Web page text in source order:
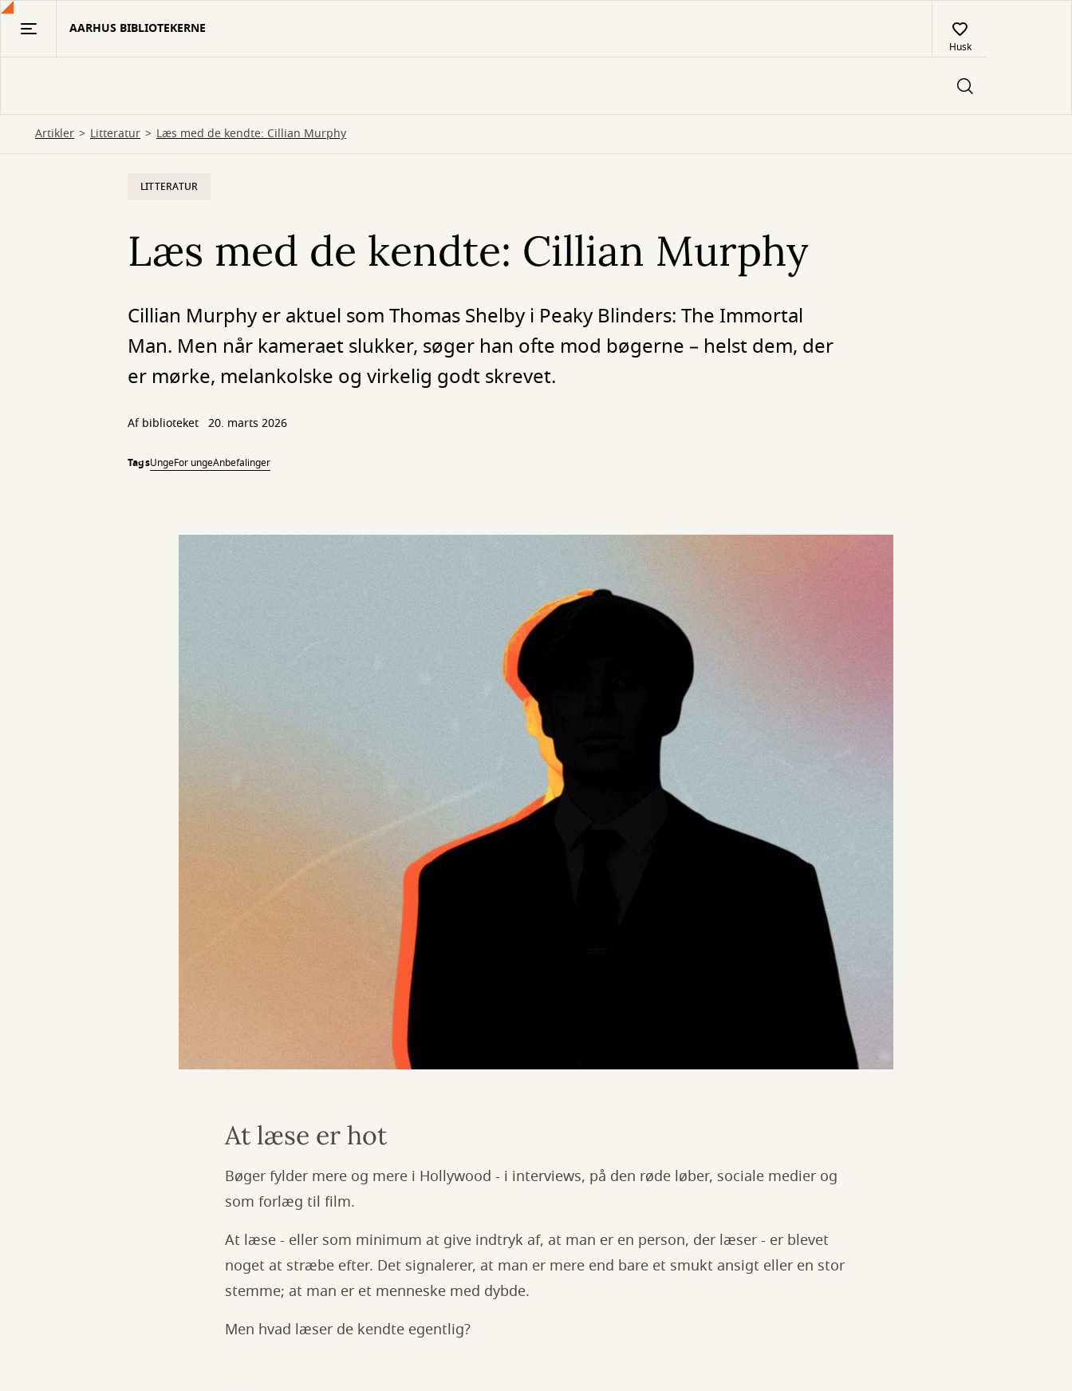
Gå
AARHUS BIBLIOTEKERNE
Husk
Artikler Litteratur Læs med de kendte: Cillian Murphy
LITTERATUR
Læs med de kendte: Cillian Murphy
Cillian Murphy er aktuel som Thomas Shelby i Peaky Blinders: The Immortal
Man. Men når kameraet slukker, søger han ofte mod bøgerne – helst dem, der
er mørke, melankolske og virkelig godt skrevet.
Af biblioteket 20. marts 2026
TagsUngeFor ungeAnbefalinger
At læse er hot
Bøger fylder mere og mere i Hollywood - i interviews, på den røde løber, sociale medier og
som forlæg til film.
At læse - eller som minimum at give indtryk af, at man er en person, der læser - er blevet
noget at stræbe efter. Det signalerer, at man er mere end bare et smukt ansigt eller en stor
stemme; at man er et menneske med dybde.
Men hvad læser de kendte egentlig?